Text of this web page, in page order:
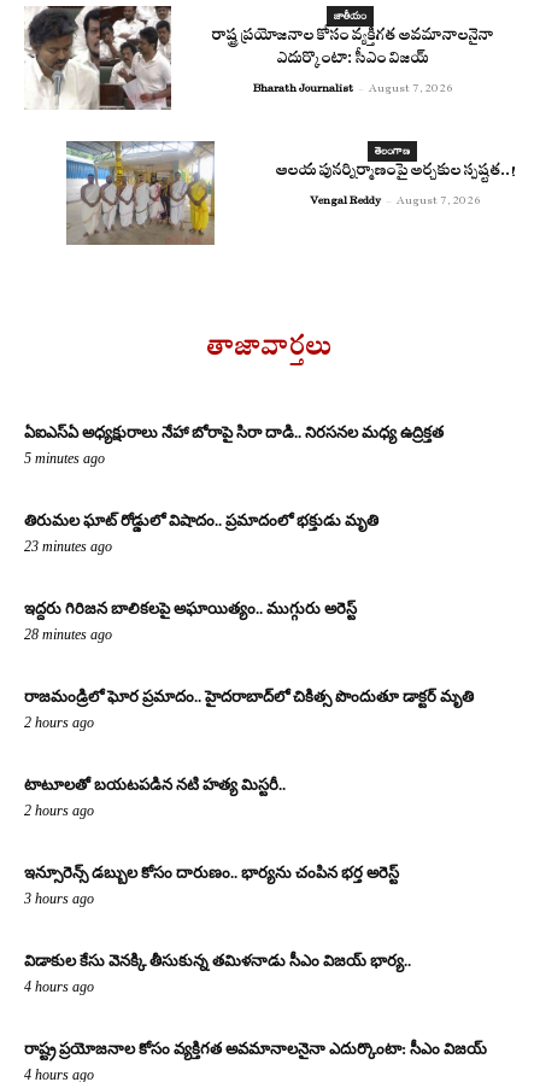
జాతీయం
రాష్ట్ర ప్రయోజనాల కోసం వ్యక్తిగత అవమానాలనైనా
ఎదుర్కొంటా: సీఎం విజయ్
Bharath Journalist - August 7, 2026
తెలంగాణ
ఆలయ పునర్నిర్మాణంపై అర్చకుల స్పష్టత..!
Vengal Reddy - August 7, 2026
తాజావార్తలు
ఏఐఎస్‌ఏ అధ్యక్షురాలు నేహా బోరాపై సిరా దాడి.. నిరసనల మధ్య ఉద్రిక్తత
5 minutes ago
తిరుమల ఘాట్ రోడ్డులో విషాదం.. ప్రమాదంలో భక్తుడు మృతి
23 minutes ago
ఇద్దరు గిరిజన బాలికలపై అఘాయిత్యం.. ముగ్గురు అరెస్ట్
28 minutes ago
రాజమండ్రిలో ఘోర ప్రమాదం.. హైదరాబాద్‌లో చికిత్స పొందుతూ డాక్టర్ మృతి
2 hours ago
టాటూలతో బయటపడిన నటి హత్య మిస్టరీ..
2 hours ago
ఇన్సూరెన్స్ డబ్బుల కోసం దారుణం.. భార్యను చంపిన భర్త అరెస్ట్
3 hours ago
విడాకుల కేసు వెనక్కి తీసుకున్న తమిళనాడు సీఎం విజయ్ భార్య..
4 hours ago
రాష్ట్ర ప్రయోజనాల కోసం వ్యక్తిగత అవమానాలనైనా ఎదుర్కొంటా: సీఎం విజయ్
4 hours ago